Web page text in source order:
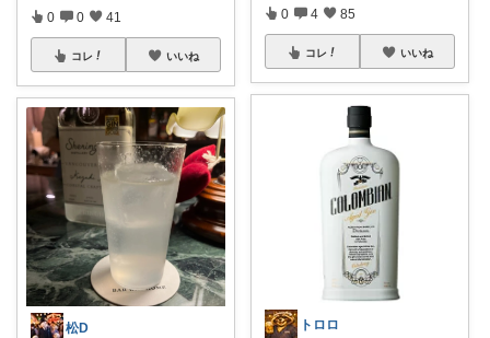
0 0 41
コレ いいね
松D
0 4 85
コレ いいね
トロロ